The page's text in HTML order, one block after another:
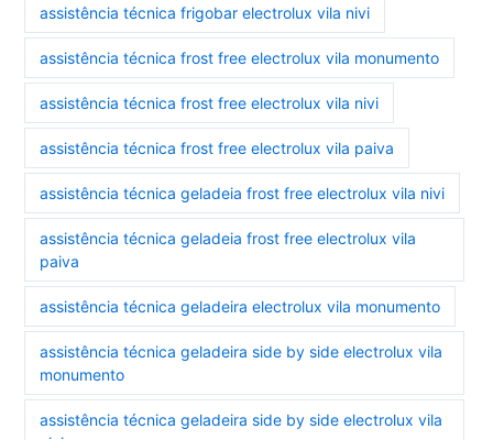
assistência técnica frigobar electrolux vila nivi
assistência técnica frost free electrolux vila monumento
assistência técnica frost free electrolux vila nivi
assistência técnica frost free electrolux vila paiva
assistência técnica geladeia frost free electrolux vila nivi
assistência técnica geladeia frost free electrolux vila
paiva
assistência técnica geladeira electrolux vila monumento
assistência técnica geladeira side by side electrolux vila
monumento
assistência técnica geladeira side by side electrolux vila